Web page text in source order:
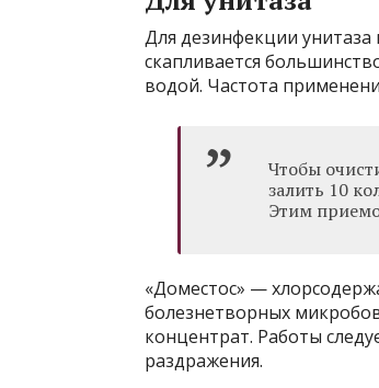
Для дезинфекции
скапливается
водой. Частота
Чтобы
залить 10
Этим
«Доместос» —
болезнетворных
концентрат. Работы
раздражения.